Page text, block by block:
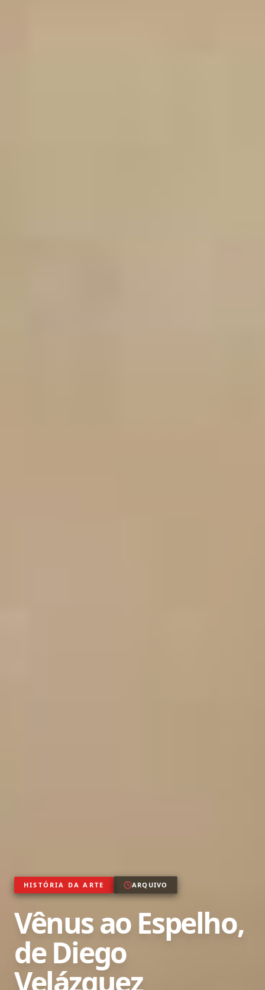
HISTÓRIA DA ARTE ARQUIVO
Vênus ao Espelho,
de Diego
Velázquez